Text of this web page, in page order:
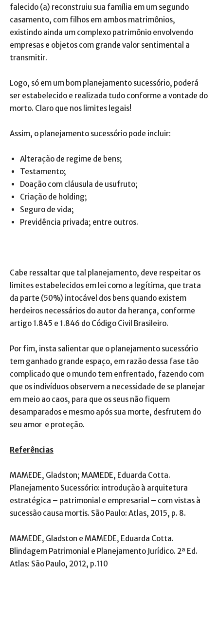
falecido (a) reconstruiu sua família em um segundo
casamento, com filhos em ambos matrimônios,
existindo ainda um complexo patrimônio envolvendo
empresas e objetos com grande valor sentimental a
transmitir.
Logo, só em um bom planejamento sucessório, poderá
ser estabelecido e realizada tudo conforme a vontade do
morto. Claro que nos limites legais!
Assim, o planejamento sucessório pode incluir:
Alteração de regime de bens;
Testamento;
Doação com cláusula de usufruto;
Criação de holding;
Seguro de vida;
Previdência privada; entre outros.
Cabe ressaltar que tal planejamento, deve respeitar os
limites estabelecidos em lei como a legítima, que trata
da parte (50%) intocável dos bens quando existem
herdeiros necessários do autor da herança, conforme
artigo 1.845 e 1.846 do Código Civil Brasileiro.
Por fim, insta salientar que o planejamento sucessório
tem ganhado grande espaço, em razão dessa fase tão
complicado que o mundo tem enfrentado, fazendo com
que os indivíduos observem a necessidade de se planejar
em meio ao caos, para que os seus não fiquem
desamparados e mesmo após sua morte, desfrutem do
seu amor e proteção.
Referências
MAMEDE, Gladston; MAMEDE, Eduarda Cotta.
Planejamento Sucessório: introdução à arquitetura
estratégica – patrimonial e empresarial – com vistas à
sucessão causa mortis. São Paulo: Atlas, 2015, p. 8.
MAMEDE, Gladston e MAMEDE, Eduarda Cotta.
Blindagem Patrimonial e Planejamento Jurídico. 2ª Ed.
Atlas: São Paulo, 2012, p.110